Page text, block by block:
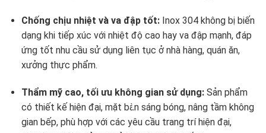
Chống chịu nhiệt và va đập tốt: Inox 304 không bị biến
dạng khi tiếp xúc với nhiệt độ cao hay va đập mạnh, đáp
ứng tốt nhu cầu sử dụng liên tục ở nhà hàng, quán ăn,
xưởng thực phẩm.
Thẩm mỹ cao, tối ưu không gian sử dụng: Sản phẩm
có thiết kế hiện đại, mặt bàn sáng bóng, nâng tầm không
gian bếp, phù hợp với các yêu cầu trang trí hiện đại,